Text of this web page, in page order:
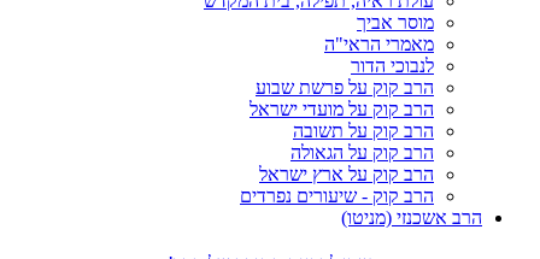
מוסר אביך
מאמרי הראי"ה
לנבוכי הדור
הרב קוק על פרשת שבוע
הרב קוק על מועדי ישראל
הרב קוק על תשובה
הרב קוק על הגאולה
הרב קוק על ארץ ישראל
הרב קוק - שיעורים נפרדים
הרב אשכנזי (מניטו)